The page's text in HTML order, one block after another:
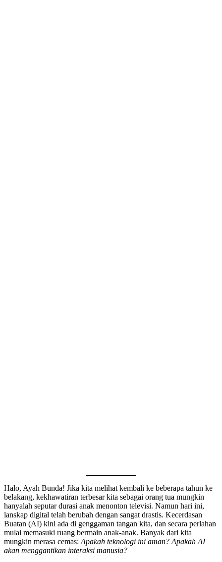
Halo, Ayah Bunda! Jika kita melihat kembali ke beberapa tahun ke
belakang, kekhawatiran terbesar kita sebagai orang tua mungkin
hanyalah seputar durasi anak menonton televisi. Namun hari ini,
lanskap digital telah berubah dengan sangat drastis. Kecerdasan
Buatan (AI) kini ada di genggaman tangan kita, dan secara perlahan
mulai memasuki ruang bermain anak-anak. Banyak dari kita
mungkin merasa cemas: Apakah teknologi ini aman? Apakah AI
akan menggantikan interaksi manusia?